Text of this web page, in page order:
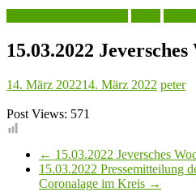
15.03.2022
14. März 202214. März 2022 peter
Post Views: 571
← 15.03.2022 Jeversches
15.03.2022 Pressemitteilung
Coronalage im Kreis →